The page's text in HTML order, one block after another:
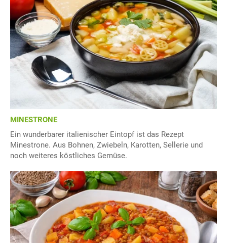
MINESTRONE
Ein wunderbarer italienischer Eintopf ist das Rezept
Minestrone. Aus Bohnen, Zwiebeln, Karotten, Sellerie und
noch weiteres köstliches Gemüse.